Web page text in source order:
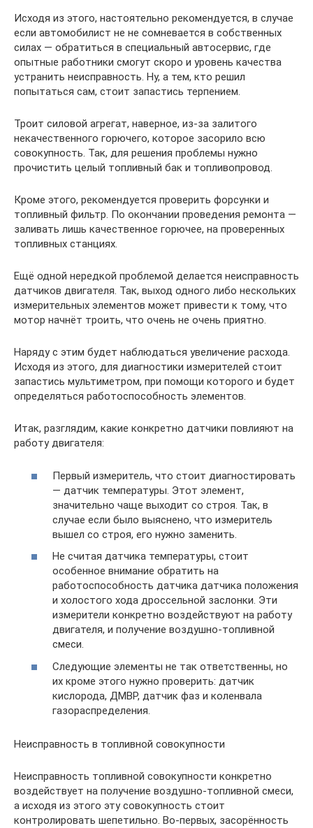
Исходя из этого, настоятельно рекомендуется, в случае
если автомобилист не не сомневается в собственных
силах — обратиться в специальный автосервис, где
опытные работники смогут скоро и уровень качества
устранить неисправность. Ну, а тем, кто решил
попытаться сам, стоит запастись терпением.
Троит силовой агрегат, наверное, из-за залитого
некачественного горючего, которое засорило всю
совокупность. Так, для решения проблемы нужно
прочистить целый топливный бак и топливопровод.
Кроме этого, рекомендуется проверить форсунки и
топливный фильтр. По окончании проведения ремонта —
заливать лишь качественное горючее, на проверенных
топливных станциях.
Ещё одной нередкой проблемой делается неисправность
датчиков двигателя. Так, выход одного либо нескольких
измерительных элементов может привести к тому, что
мотор начнёт троить, что очень не очень приятно.
Наряду с этим будет наблюдаться увеличение расхода.
Исходя из этого, для диагностики измерителей стоит
запастись мультиметром, при помощи которого и будет
определяться работоспособность элементов.
Итак, разглядим, какие конкретно датчики повлияют на
работу двигателя:
Первый измеритель, что стоит диагностировать
— датчик температуры. Этот элемент,
значительно чаще выходит со строя. Так, в
случае если было выяснено, что измеритель
вышел со строя, его нужно заменить.
Не считая датчика температуры, стоит
особенное внимание обратить на
работоспособность датчика датчика положения
и холостого хода дроссельной заслонки. Эти
измерители конкретно воздействуют на работу
двигателя, и получение воздушно-топливной
смеси.
Следующие элементы не так ответственны, но
их кроме этого нужно проверить: датчик
кислорода, ДМВР, датчик фаз и коленвала
газораспределения.
Неисправность в топливной совокупности
Неисправность топливной совокупности конкретно
воздействует на получение воздушно-топливной смеси,
а исходя из этого эту совокупность стоит
контролировать шепетильно. Во-первых, засорённость